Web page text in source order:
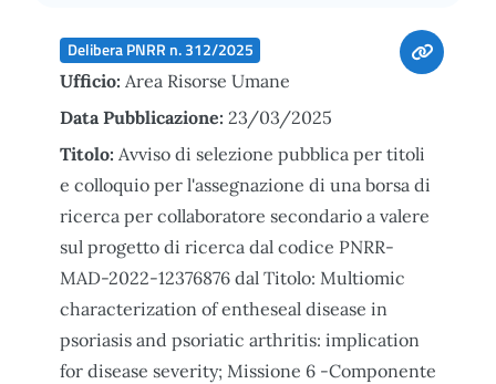
Delibera PNRR n. 312/2025
Ufficio: Area Risorse Umane
Data Pubblicazione: 23/03/2025
Titolo: Avviso di selezione pubblica per titoli
e colloquio per l'assegnazione di una borsa di
ricerca per collaboratore secondario a valere
sul progetto di ricerca dal codice PNRR-
MAD-2022-12376876 dal Titolo: Multiomic
characterization of entheseal disease in
psoriasis and psoriatic arthritis: implication
for disease severity; Missione 6 -Componente